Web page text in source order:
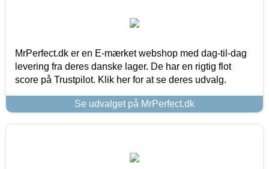
MrPerfect.dk er en E-mærket webshop med dag-til-dag
levering fra deres danske lager. De har en rigtig flot
score på Trustpilot. Klik her for at se deres udvalg.
Se udvalget på MrPerfect.dk